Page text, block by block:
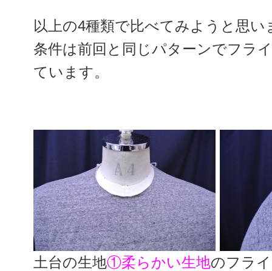
以上の4種類で比べてみようと思い
条件は前回と同じパターンでフラ
ています。
土台の生地①柔らかい生地のフラ